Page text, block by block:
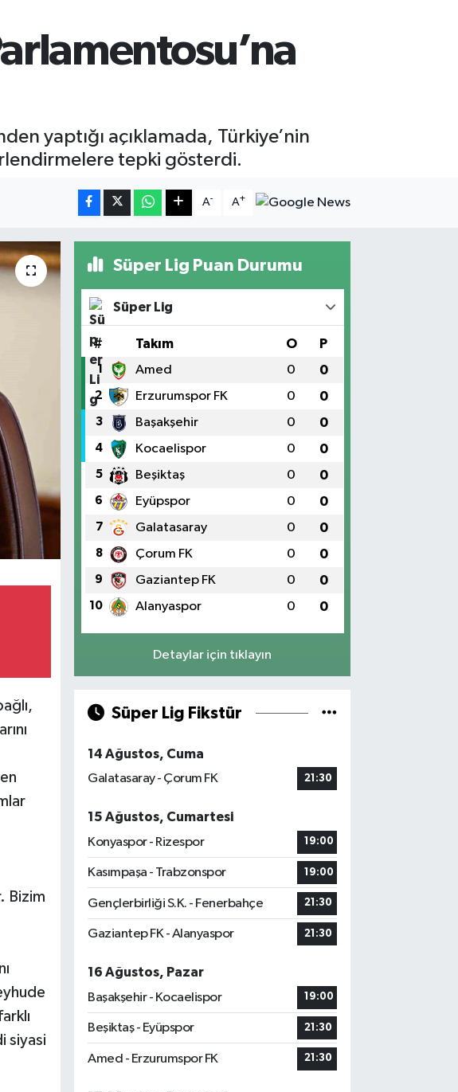
yaptığı açıklamada, Türkiye’nin
tepki gösterdi.
A- A+
Bizim
siyasi
Süper Lig Puan Durumu
Süper Lig
# Takım O P
1 Amed 0 0
2 Erzurumspor FK 0 0
3 Başakşehir 0 0
4 Kocaelispor 0 0
5 Beşiktaş 0 0
6 Eyüpspor 0 0
7 Galatasaray 0 0
8 Çorum FK 0 0
9 Gaziantep FK 0 0
10 Alanyaspor 0 0
Detaylar için tıklayın
Süper Lig Fikstür
14 Ağustos, Cuma
Galatasaray - Çorum FK
21:30
15 Ağustos, Cumartesi
Konyaspor - Rizespor
19:00
Kasımpaşa - Trabzonspor 19:00
Gençlerbirliği S.K. - Fenerbahçe 21:30
Gaziantep FK - Alanyaspor 21:30
16 Ağustos, Pazar
Başakşehir - Kocaelispor
19:00
Beşiktaş - Eyüpspor 21:30
Amed - Erzurumspor FK 21:30